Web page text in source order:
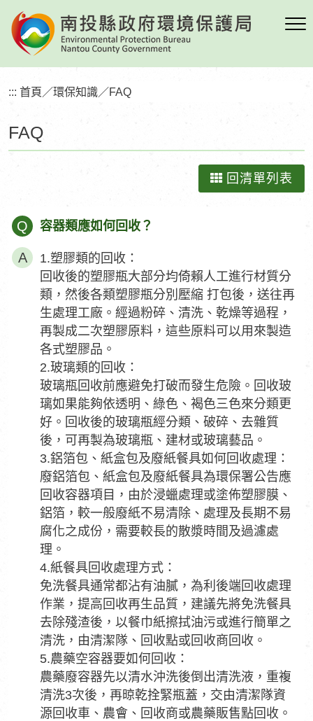
到
要
塊FAQ
::: 首頁 ／環保知識／FAQ
回清單列表
Q 容器類應如何回收？
1.塑膠類的回收：
回收後的塑膠瓶大部分均倚賴人工進行材質分
類，然後各類塑膠瓶分別壓縮 打包後，送往再
生處理工廠。經過粉碎、清洗、乾燥等過程，
再製成二次塑膠原料，這些原料可以用來製造
各式塑膠品。
2.玻璃類的回收：
玻璃瓶回收前應避免打破而發生危險。回收玻
璃如果能夠依透明、綠色、褐色三色來分類更
好。回收後的玻璃瓶經分類、破碎、去雜質
後，可再製為玻璃瓶、建材或玻璃藝品。
3.鋁箔包、紙盒包及廢紙餐具如何回收處理：
廢鋁箔包、紙盒包及廢紙餐具為環保署公告應
回收容器項目，由於浸蠟處理或塗佈塑膠膜、
鋁箔，較一般廢紙不易清除、處理及長期不易
腐化之成份，需要較長的散漿時間及過濾處
理。
4.紙餐具回收處理方式：
免洗餐具通常都沾有油膩，為利後端回收處理
作業，提高回收再生品質，建議先將免洗餐具
去除殘渣後，以餐巾紙擦拭油污或進行簡單之
清洗，由清潔隊、回收點或回收商回收。
5.農藥空容器要如何回收：
農藥廢容器先以清水沖洗後倒出清洗液，重複
清洗3次後，再晾乾拴緊瓶蓋，交由清潔隊資
源回收車、農會、回收商或農藥販售點回收。